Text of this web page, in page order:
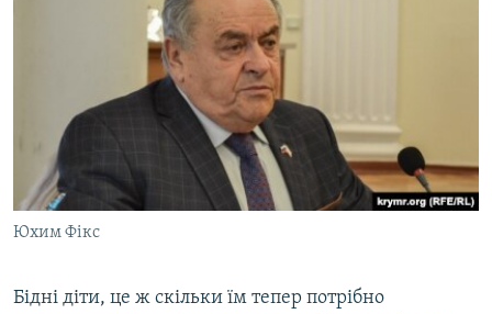
Юхим Фікс
Бідні діти, це ж скільки їм тепер потрібно